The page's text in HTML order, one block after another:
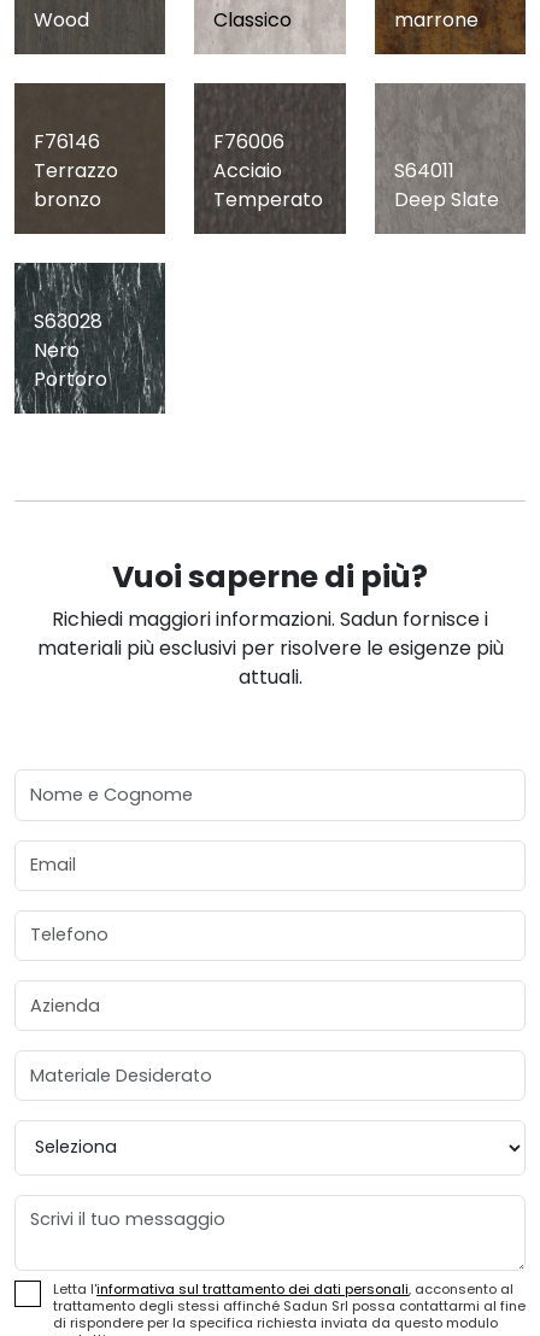
Wood
Classico
marrone
F76146
Terrazzo
bronzo
F76006
Acciaio
Temperato
S64011
Deep Slate
S63028
Nero
Portoro
Vuoi saperne di più?
Richiedi maggiori informazioni. Sadun fornisce i
materiali più esclusivi per risolvere le esigenze più
attuali.
Nome e Cognome
Email
Telefono
Azienda
Materiale Desiderato
Provincia
Messaggio
Letta l'informativa sul trattamento dei dati personali, acconsento al
trattamento degli stessi affinché Sadun Srl possa contattarmi al fine
di rispondere per la specifica richiesta inviata da questo modulo